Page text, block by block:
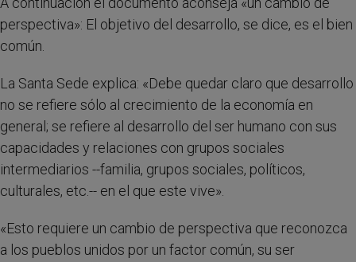
perspectiva»: El objetivo del desarrollo, se dice, es el bien
común.
La Santa Sede explica: «Debe quedar claro que desarrollo
no se refiere sólo al crecimiento de la economía en
general; se refiere al desarrollo del ser humano con sus
capacidades y relaciones con grupos sociales
intermediarios --familia, grupos sociales, políticos,
culturales, etc.-- en el que este vive».
«Esto requiere un cambio de perspectiva que reconozca
a los pueblos unidos por un factor común, su ser